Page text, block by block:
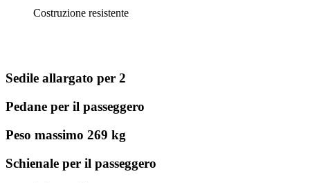
Costruzione resistente
Sedile allargato per 2
Pedane per il passeggero
Peso massimo 269 kg
Schienale per il passeggero